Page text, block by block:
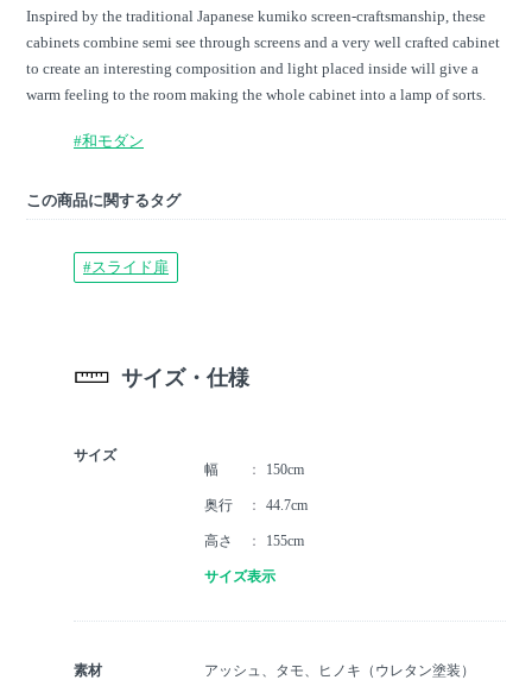
Inspired by the traditional Japanese kumiko screen-craftsmanship, these
cabinets combine semi see through screens and a very well crafted cabinet
to create an interesting composition and light placed inside will give a
warm feeling to the room making the whole cabinet into a lamp of sorts.
#和モダン
この商品に関するタグ
#スライド扉
サイズ・仕様
サイズ
幅
150cm
奥行 44.7cm
高さ 155cm
サイズ表示
素材 アッシュ、タモ、ヒノキ（ウレタン塗装）